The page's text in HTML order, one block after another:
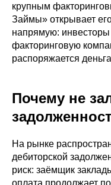
крупным
Займы» открывает
напрямую:
факторинговую
распоряжается
Почему не
На рынке
дебиторской
риск: заёмщик
оплата продолжает